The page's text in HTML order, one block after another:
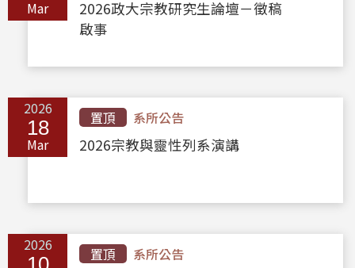
Mar
2026政大宗教研究生論壇－徵稿
啟事
2026
18
Mar
置頂 系所公告
2026宗教與靈性列系演講
2026 置頂 系所公告